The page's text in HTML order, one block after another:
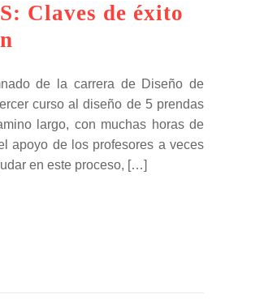
Claves de éxito
de la carrera de Diseño de
curso al diseño de 5 prendas
largo, con muchas horas de
apoyo de los profesores a veces
en este proceso, […]